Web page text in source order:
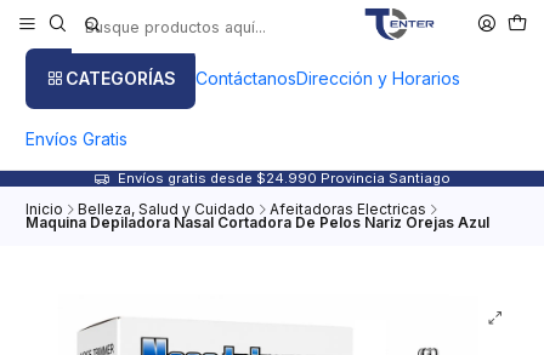
CATEGORÍAS ContáctanosDirección y Horarios
Envíos Gratis
Envíos gratis desde $24.990 Provincia Santiago
Inicio Belleza, Salud y Cuidado Afeitadoras Electricas
Maquina Depiladora Nasal Cortadora De Pelos Nariz Orejas Azul